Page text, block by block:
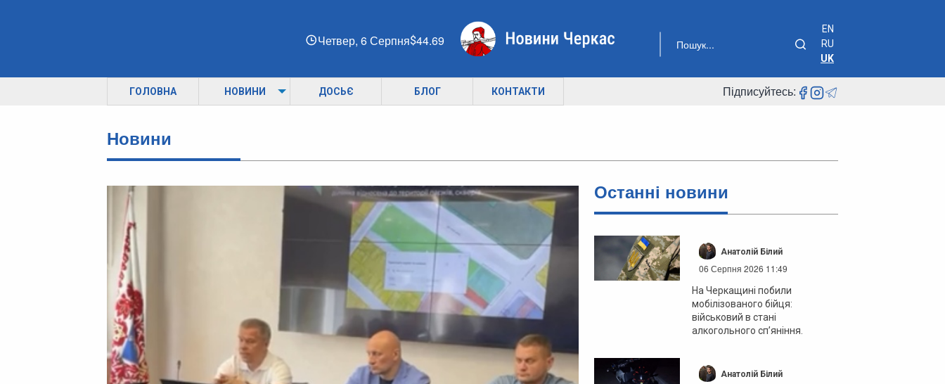
Четвер, 6 Серпня 44.69
EN
RU
UK
ГОЛОВНА НОВИНИ ДОСЬЄ БЛОГ КОНТАКТИ Підписуйтесь:
Новини
Останні новини
Анатолій Білий
06 Серпня 2026 11:49
На Черкащині побили
мобілізованого бійця:
військовий в стані
алкогольного сп’яніння.
Анатолій Білий